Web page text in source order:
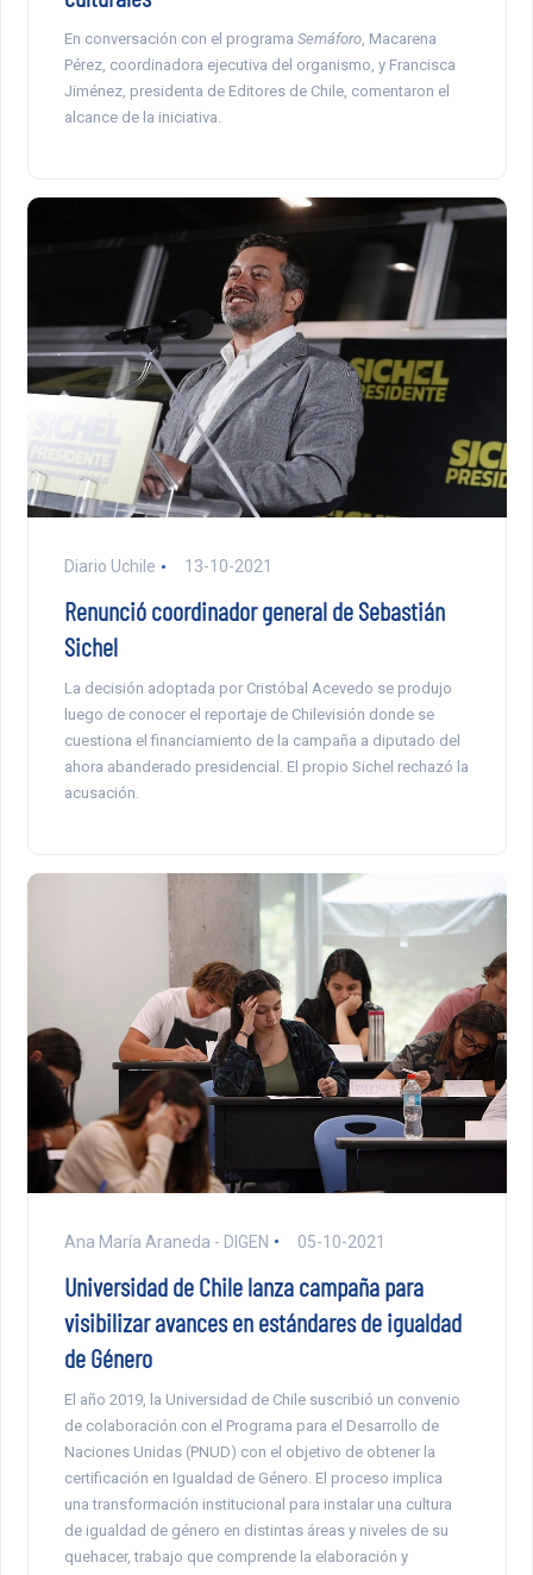
En conversación con el programa Semáforo, Macarena
Pérez, coordinadora ejecutiva del organismo, y Francisca
Jiménez, presidenta de Editores de Chile, comentaron el
alcance de la iniciativa.
Diario Uchile 13-10-2021
Renunció coordinador general de Sebastián
Sichel
La decisión adoptada por Cristóbal Acevedo se produjo
luego de conocer el reportaje de Chilevisión donde se
cuestiona el financiamiento de la campaña a diputado del
ahora abanderado presidencial. El propio Sichel rechazó la
acusación.
Ana María Araneda - DIGEN 05-10-2021
Universidad de Chile lanza campaña para
visibilizar avances en estándares de igualdad
de Género
El año 2019, la Universidad de Chile suscribió un convenio
de colaboración con el Programa para el Desarrollo de
Naciones Unidas (PNUD) con el objetivo de obtener la
certificación en Igualdad de Género. El proceso implica
una transformación institucional para instalar una cultura
de igualdad de género en distintas áreas y niveles de su
quehacer, trabajo que comprende la elaboración y